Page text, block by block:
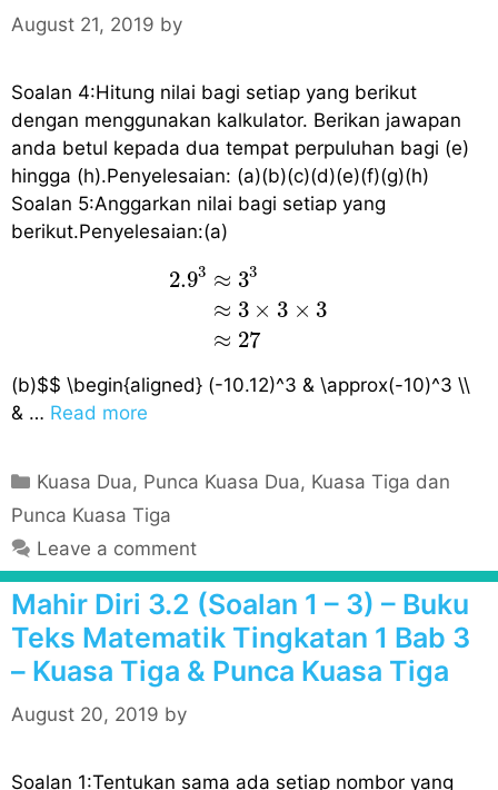
s
August 21, 2019 by
Soalan 4:Hitung nilai bagi setiap yang berikut
dengan menggunakan kalkulator. Berikan jawapan
anda betul kepada dua tempat perpuluhan bagi (e)
hingga (h).Penyelesaian: (a)(b)(c)(d)(e)(f)(g)(h)
Soalan 5:Anggarkan nilai bagi setiap yang
berikut.Penyelesaian:(a)
2.93 ≈ 33
≈ 3 × 3 × 3
≈ 27
2.93 33
(b)$$ \begin{aligned} (-10.12)^3 & \approx(-10)^3 \\
& … Read more
C
a
e
o
r
i
s
Kuasa Dua, Punca Kuasa Dua, Kuasa Tiga dan
Punca Kuasa Tiga
Leave a comment
Mahir Diri 3.2 (Soalan 1 – 3) – Buku
Teks Matematik Tingkatan 1 Bab 3
– Kuasa Tiga & Punca Kuasa Tiga
August 20, 2019 by
Soalan 1:Tentukan sama ada setiap nombor yang